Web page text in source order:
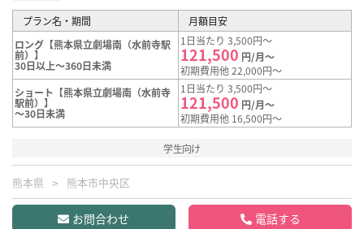
プラン名・期間
月額目安
ロング【熊本県立劇場南（水前寺駅
前）】
30日以上～360日未満
1日当たり 3,500円～
121,500 円/月～
初期費用他 22,000円～
ショート【熊本県立劇場南（水前寺
駅前）】
～30日未満
1日当たり 3,500円～
121,500 円/月～
初期費用他 16,500円～
学生向け
熊本県 熊本市中央区
お問合わせ 電話する